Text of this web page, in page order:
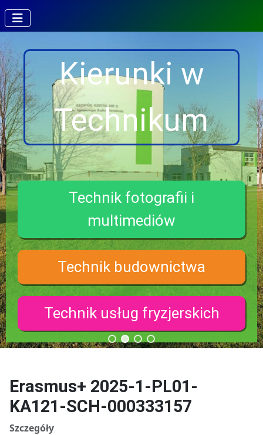
Kierunki w
Technikum
Technik fotografii i
multimediów
Technik budownictwa
Technik usług fryzjerskich
Erasmus+ 2025-1-PL01-
KA121-SCH-000333157
Szczegóły